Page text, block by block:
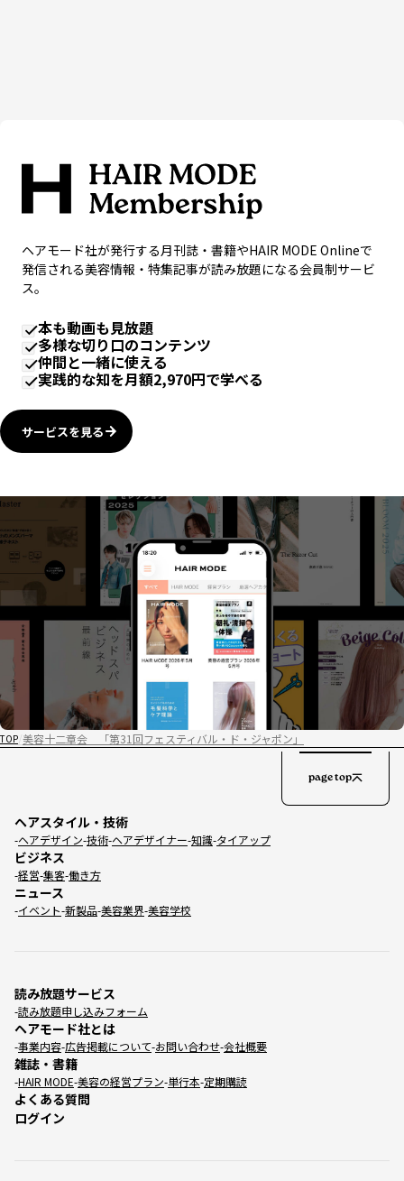
ヘアモード社が発行する月刊誌・書籍やHAIR MODE Onlineで
発信される美容情報・特集記事が読み放題になる会員制サービ
ス。
本も動画も見放題
多様な切り口のコンテンツ
仲間と一緒に使える
実践的な知を月額2,970円で学べる
サービスを見る
TOP 美容十二章会 「第31回フェスティバル・ド・ジャポン」
ヘアスタイル・技術
ヘアデザイン 技術 ヘアデザイナー 知識 タイアップ
ビジネス
経営 集客 働き方
ニュース
イベント 新製品 美容業界 美容学校
読み放題サービス
読み放題申し込みフォーム
ヘアモード社とは
事業内容 広告掲載について お問い合わせ 会社概要
雑誌・書籍
HAIR MODE 美容の経営プラン 単行本 定期購読
よくある質問
ログイン
page top